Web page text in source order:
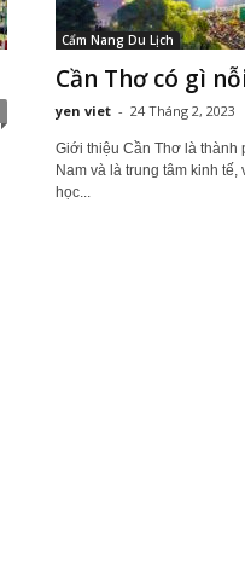
Cẩm Nang Du Lịch
Cần Thơ có gì
yen viet - 24 Tháng 2, 2023
Giới thiệu Cần Thơ là thành
Nam và là trung tâm kinh
học...